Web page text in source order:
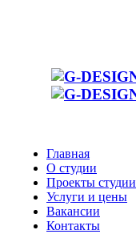
Главная
О студии
Проекты студии
Услуги и цены
Вакансии
Контакты